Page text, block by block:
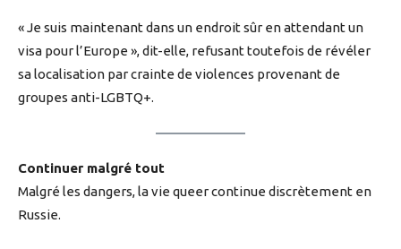
« Je suis maintenant dans un endroit sûr en attendant un
visa pour l’Europe », dit-elle, refusant toutefois de révéler
sa localisation par crainte de violences provenant de
groupes anti-LGBTQ+.
Continuer malgré tout
Malgré les dangers, la vie queer continue discrètement en
Russie.